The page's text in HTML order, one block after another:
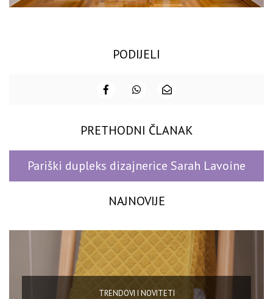
PODIJELI
PRETHODNI ČLANAK
Pariški dupleks dizajnerice Sarah Lavoine
NAJNOVIJE
TRENDOVI I NOVITETI